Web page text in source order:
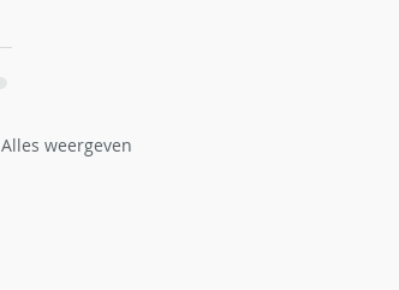
Alles weergeven